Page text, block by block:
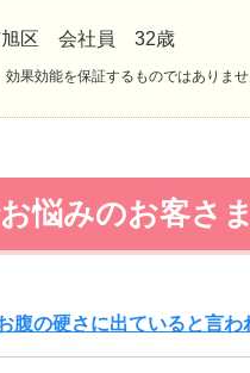
旭区 会社員 32歳
果効能を保証するものではありませ
悩みのお客さ
腹の硬さに出ていると言わ